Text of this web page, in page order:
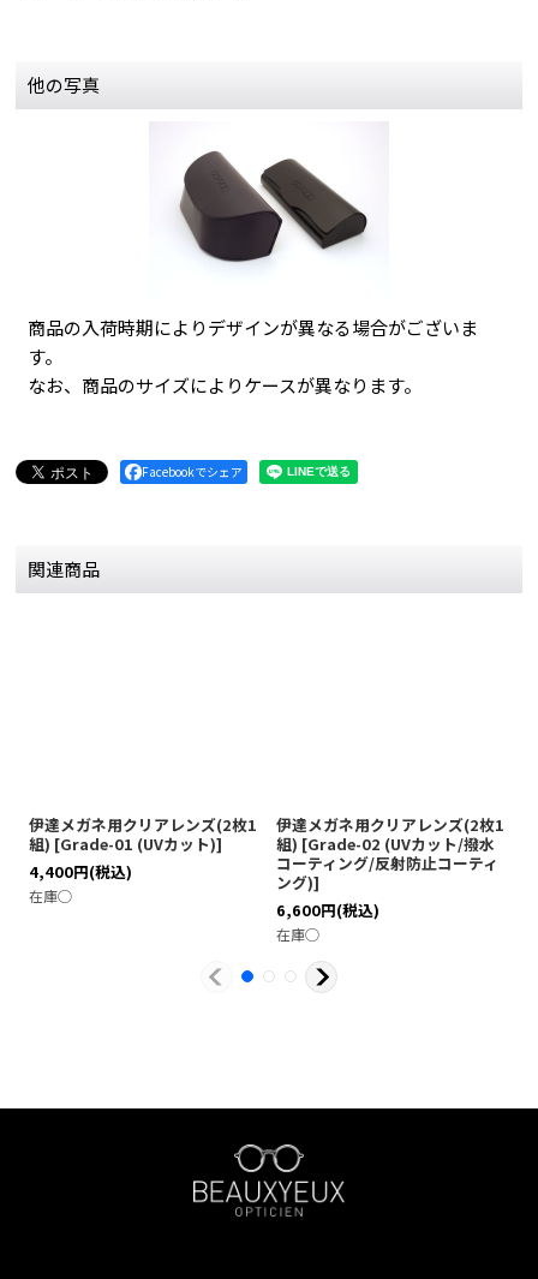
他の写真
商品の入荷時期によりデザインが異なる場合がございま
す。
なお、商品のサイズによりケースが異なります。
Facebookでシェア
関連商品
伊達メガネ用クリアレンズ(2枚1
組) [Grade-01 (UVカット)]
4,400円(税込)
在庫◯
伊達メガネ用クリアレンズ(2枚1
組) [Grade-02 (UVカット/撥水
コーティング/反射防止コーティ
ング)]
6,600円(税込)
在庫◯